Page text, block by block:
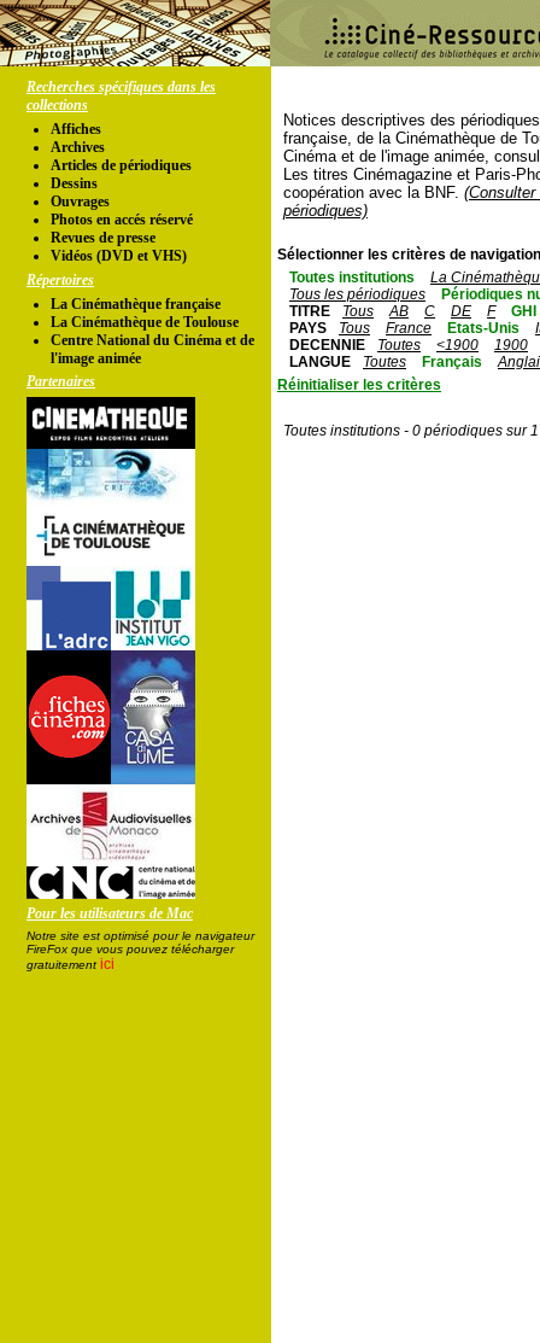
Recherches spécifiques dans les
collections
Affiches
Archives
Articles de périodiques
Dessins
Ouvrages
Photos en accés réservé
Revues de presse
Vidéos (DVD et VHS)
Répertoires
La Cinémathèque française
La Cinémathèque de Toulouse
Centre National du Cinéma et de
l'image animée
Partenaires
Pour les utilisateurs de Mac
Notre site est optimisé pour le navigateur
FireFox que vous pouvez télécharger
gratuitement ici
Notices descriptives des
française, de la Cinémathèque de
Cinéma et de l'image animée,
Les titres Cinémagazine et Paris-
coopération avec la BNF.
périodiques)
Sélectionner les critères de
Toutes institutions
La
Tous les périodiques
Périodiques
TITRE
Tous AB C DE F
GHI
PAYS
Tous France Etats-Unis
DECENNIE
Toutes <1900
1900
LANGUE
Toutes Français
Réinitialiser les critères
Toutes institutions - 0 périodiques sur